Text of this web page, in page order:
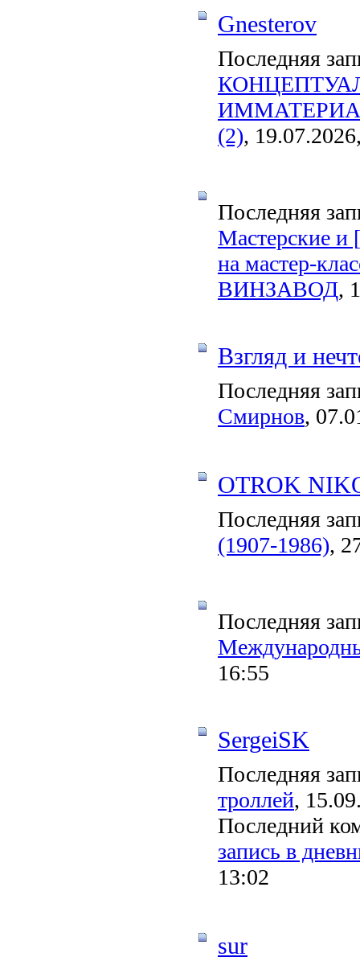
Gnesterov
Последняя
(2),
Последняя
Мастерские и
на мастер-
ВИНЗАВОД,
Взгляд и
Последняя
Смирнов,
OTROK
Последняя
(1907-1986),
Последняя
16:55
SergeiSK
Последняя
троллей,
Последний
запись в
13:02
sur